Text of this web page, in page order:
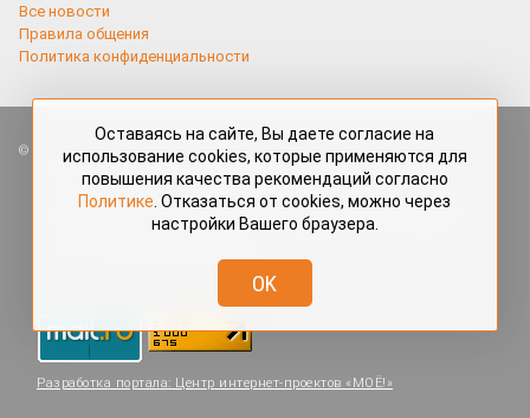
Все новости
Правила общения
Политика конфиденциальности
Все права защищены. Любые материалы, размещённые на портале
«Красраб.ру» сотрудниками редакции, нештатными авторами
и читателями, являются объектами авторского права. Полное или
частичное использование материалов, размещённых на портале
«Красраб.ру», допускается только с письменного согласия редакции
redaktor@krasrab.krsn.ru.
Разработка портала: Центр интернет-проектов «МОЁ!»
Оставаясь на сайте, Вы даете согласие на
использование cookies, которые применяются для
повышения качества рекомендаций согласно
Политике . Отказаться от cookies, можно через
настройки Вашего браузера.
OK